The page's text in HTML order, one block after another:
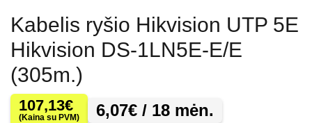
Kabelis ryšio Hikvision UTP 5E
Hikvision DS-1LN5E-E/E
(305m.)
107,13€
(Kaina su PVM) 6,07€ / 18 mėn.